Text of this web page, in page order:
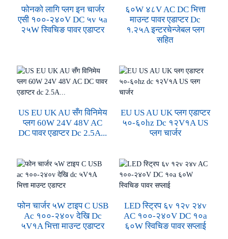
फोनको लागि प्लग इन चार्जर
एसी १००-२४०V DC ५v ५a
२५W स्विचिङ पावर एडाप्टर
६०W ४८V AC DC भित्ता
माउन्ट पावर एडाप्टर Dc
१.२५A इन्टरचेन्जेबल प्लग
सहित
US EU UK AU सँग विनिमेय
प्लग 60W 24V 48V AC
DC पावर एडाप्टर Dc 2.5A...
EU US AU UK प्लग एडाप्टर
५०-६०hz Dc १२V१A US
प्लग चार्जर
फोन चार्जर ५W टाइप C USB
Ac १००-२४०v देखि Dc
५V१A भित्ता माउन्ट एडाप्टर
LED स्ट्रिप ६v १२v २४v
AC १००-२४०V DC १०a
६०W स्विचिङ पावर सप्लाई